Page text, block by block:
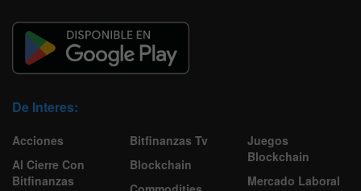
De Interes:
Acciones
Al Cierre Con
Bitfinanzas
Bitfinanzas Tv
Blockchain
Juegos
Blockchain
Mercado Laboral